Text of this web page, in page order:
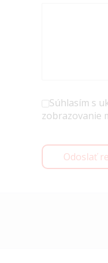
Súhlasím s
zobrazovanie
Odoslať